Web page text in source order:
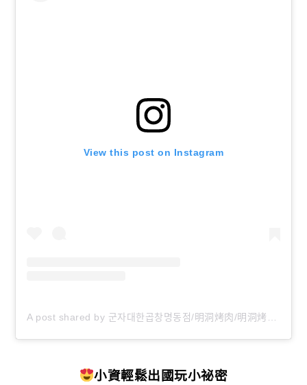
View this post on Instagram
小資輕鬆出國玩小祕密